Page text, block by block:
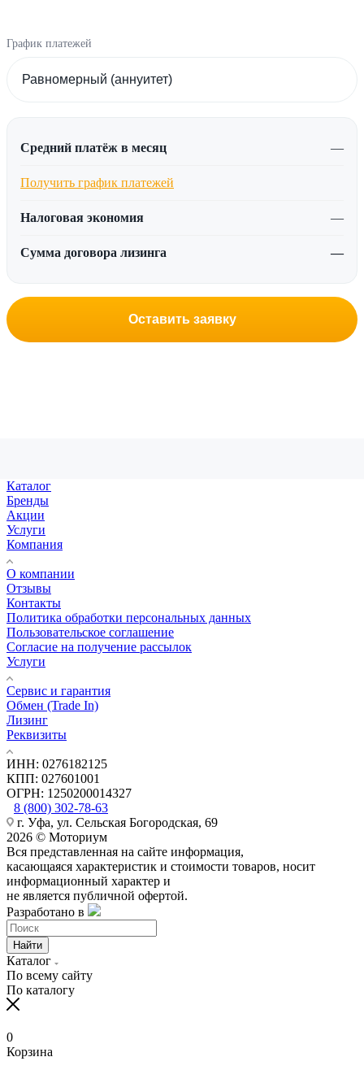
График платежей
Средний платёж в месяц —
Получить график платежей
Налоговая экономия —
Сумма договора лизинга —
Оставить заявку
Каталог
Бренды
Акции
Услуги
Компания
О компании
Отзывы
Контакты
Политика обработки персональных данных
Пользовательское соглашение
Согласие на получение рассылок
Услуги
Сервис и гарантия
Обмен (Trade In)
Лизинг
Реквизиты
ИНН: 0276182125
КПП: 027601001
ОГРН: 1250200014327
8 (800) 302-78-63
г. Уфа, ул. Сельская Богородская, 69
2026 © Моториум
Вся представленная на сайте информация,
касающаяся характеристик и стоимости товаров, носит
информационный характер и
не является публичной офертой.
Разработано в
Найти
Каталог
По всему сайту
По каталогу
0
Корзина